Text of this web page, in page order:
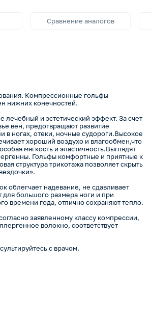
Сравнение аналогов
Компрессионные гольфы
нижних конечностей.
лечебный и эстетический эффект. За счет
вен, предотвращают развитие
в ногах, отеки, ночные судороги.Высокое
хороший воздухо и влагообмен,что
мягкость и эластичность.Выглядят
Гольфы комфортные и приятные к
структура трикотажа позволяет скрыть
облегчает надевание, не сдавливает
большого размера ноги и при
времени года, отлично сохраняют тепло.
заявленному классу компрессии,
волокно, соответствует
с врачом.